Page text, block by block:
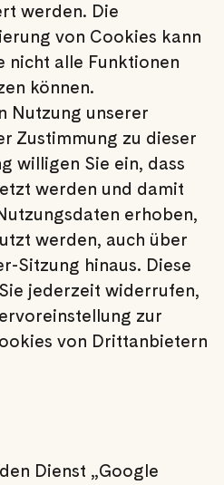
werden. Die
von Cookies kann
nicht alle Funktionen
können.
Nutzung unserer
Zustimmung zu dieser
willigen Sie ein, dass
werden und damit
erhoben,
werden, auch über
Sitzung hinaus. Diese
jederzeit widerrufen,
zur
von Drittanbietern
Dienst „Google